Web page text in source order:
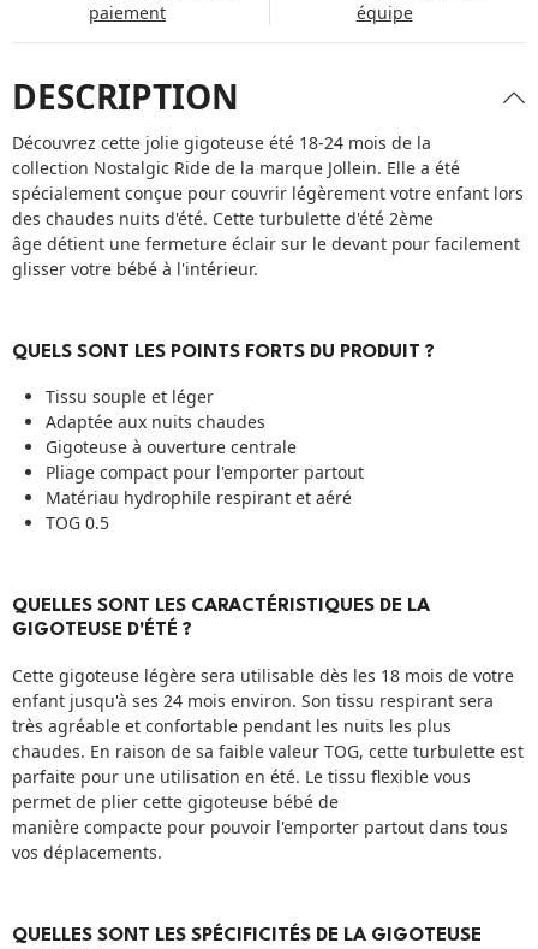
paiement
équipe
DESCRIPTION
Découvrez cette jolie gigoteuse été 18-24 mois de la
collection Nostalgic Ride de la marque Jollein. Elle a été
spécialement conçue pour couvrir légèrement votre enfant lors
des chaudes nuits d'été. Cette turbulette d'été 2ème
âge détient une fermeture éclair sur le devant pour facilement
glisser votre bébé à l'intérieur.
QUELS SONT LES POINTS FORTS DU PRODUIT ?
Tissu souple et léger
Adaptée aux nuits chaudes
Gigoteuse à ouverture centrale
Pliage compact pour l'emporter partout
Matériau hydrophile respirant et aéré
TOG 0.5
QUELLES SONT LES CARACTÉRISTIQUES DE LA
GIGOTEUSE D'ÉTÉ ?
Cette gigoteuse légère sera utilisable dès les 18 mois de votre
enfant jusqu'à ses 24 mois environ. Son tissu respirant sera
très agréable et confortable pendant les nuits les plus
chaudes. En raison de sa faible valeur TOG, cette turbulette est
parfaite pour une utilisation en été. Le tissu flexible vous
permet de plier cette gigoteuse bébé de
manière compacte pour pouvoir l'emporter partout dans tous
vos déplacements.
QUELLES SONT LES SPÉCIFICITÉS DE LA GIGOTEUSE